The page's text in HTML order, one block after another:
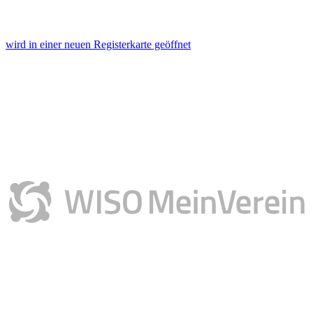
wird in einer neuen Registerkarte geöffnet